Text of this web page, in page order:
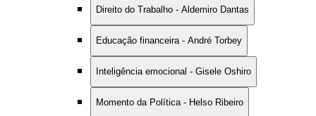
Direito do Trabalho - Aldemiro Dantas
Educação financeira - André Torbey
Inteligência emocional - Gisele Oshiro
Momento da Política - Helso Ribeiro